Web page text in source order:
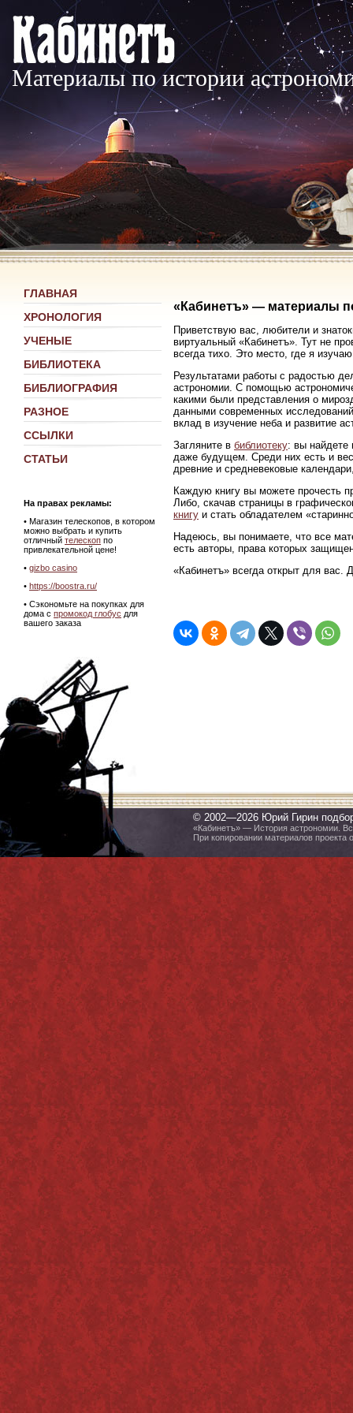
Материалы по истории
ГЛАВНАЯ
ХРОНОЛОГИЯ
УЧЕНЫЕ
БИБЛИОТЕКА
БИБЛИОГРАФИЯ
РАЗНОЕ
ССЫЛКИ
СТАТЬИ
На правах рекламы:
• Магазин телескопов, в котором
можно выбрать и купить
отличный телескоп по
привлекательной цене!
• gizbo casino
• https://boostra.ru/
• Сэкономьте на покупках для
дома с промокод глобус для
вашего заказа
«Кабинетъ» — материалы
Приветствую вас, любители и
виртуальный «Кабинетъ». Тут не
всегда тихо. Это место, где я
Результатами работы с радостью
астрономии. С помощью
какими были представления о
данными современных
вклад в изучение неба и развитие
Загляните в библиотеку: вы найдете
даже будущем. Среди них есть и
древние и средневековые
Каждую книгу вы можете прочесть
Либо, скачав страницы в
книгу и стать обладателем
Надеюсь, вы понимаете, что все
есть авторы, права которых
«Кабинетъ» всегда открыт для вас.
© 2002—2026 Юрий Гирин
«Кабинетъ» — История астрономии.
При копировании материалов проекта